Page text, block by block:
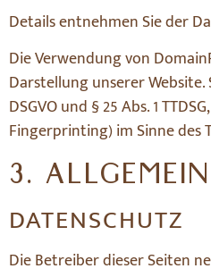
Details entnehmen Sie der
Die Verwendung von
Darstellung unserer
DSGVO und § 25 Abs. 1
Fingerprinting) im Sinne des
3.
DATENSCHUTZ
Die Betreiber dieser Seiten